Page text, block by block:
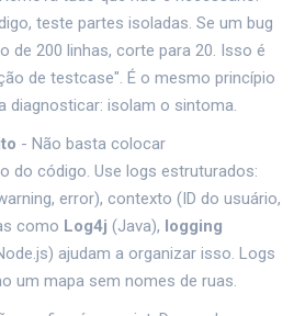
teste partes isoladas. Se um bug
de 200 linhas, corte para 20. Isso é
de testcase". É o mesmo princípio
diagnosticar: isolam o sintoma.
- Não basta colocar
do código. Use logs estruturados:
error), contexto (ID do usuário,
como Log4j (Java), logging
ajudam a organizar isso. Logs
um mapa sem nomes de ruas.